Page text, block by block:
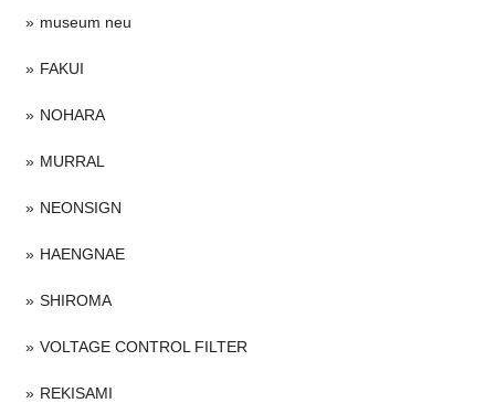
museum neu
FAKUI
NOHARA
MURRAL
NEONSIGN
HAENGNAE
SHIROMA
VOLTAGE CONTROL FILTER
REKISAMI